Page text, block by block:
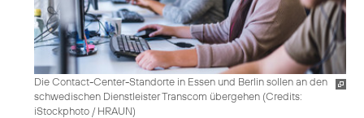
Die Contact-Center-Standorte in Essen und Berlin sollen an den
schwedischen Dienstleister Transcom übergehen (Credits:
iStockphoto / HRAUN)